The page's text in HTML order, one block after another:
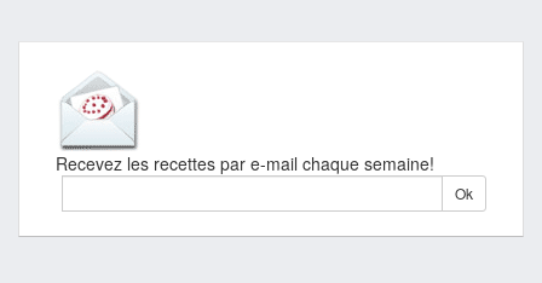
Recevez les recettes par e-mail chaque semaine!